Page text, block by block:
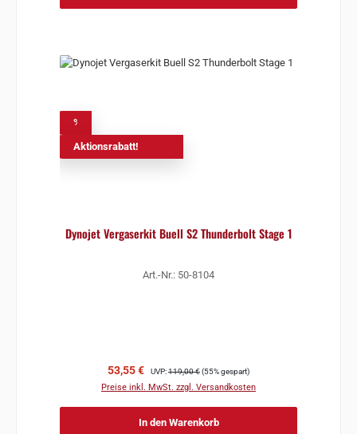
Aktionsrabatt!
Dynojet Vergaserkit Buell S2 Thunderbolt Stage 1
Art.-Nr.: 50-8104
Verkaufspreis:
53,55 € Regulärer Preis:
UVP:119,00 €(55% gespart)
Preise inkl. MwSt. zzgl. Versandkosten
In den Warenkorb